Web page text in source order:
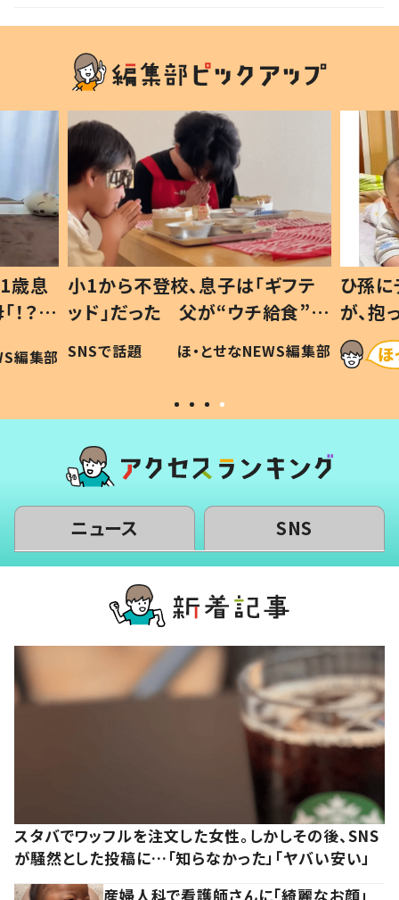
歳息
？」
編集部
小1から不登校、息子は「ギフテ
ッド」だった 父が“ウチ給食”を
作り続ける理由とは #令和の親
#令和の子
SNSで話題 ほ・とせなNEWS編集部
ひ孫
が、
「涙が
い」
ニュース SNS
スタバでワッフルを注文した女性。しかしその後、SNS
が騒然とした投稿に…「知らなかった」「ヤバい安い」
産婦人科で看護師さんに「綺麗なお顔」